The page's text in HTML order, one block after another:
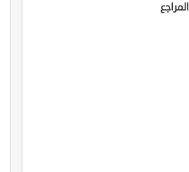
المراجع